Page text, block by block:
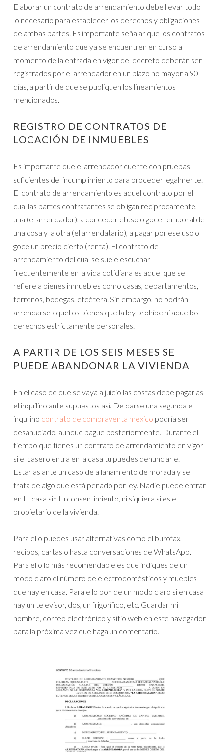
Elaborar un contrato de arrendamiento debe llevar todo
lo necesario para establecer los derechos y obligaciones
de ambas partes. Es importante señalar que los contratos
de arrendamiento que ya se encuentren en curso al
momento de la entrada en vigor del decreto deberán ser
registrados por el arrendador en un plazo no mayor a 90
días, a partir de que se publiquen los lineamientos
mencionados.
REGISTRO DE CONTRATOS DE
LOCACIÓN DE INMUEBLES
Es importante que el arrendador cuente con pruebas
suficientes del incumplimiento para proceder legalmente.
El contrato de arrendamiento es aquel contrato por el
cual las partes contratantes se obligan recíprocamente,
una (el arrendador), a conceder el uso o goce temporal de
una cosa y la otra (el arrendatario), a pagar por ese uso o
goce un precio cierto (renta). El contrato de
arrendamiento del cual se suele escuchar
frecuentemente en la vida cotidiana es aquel que se
refiere a bienes inmuebles como casas, departamentos,
terrenos, bodegas, etcétera. Sin embargo, no podrán
arrendarse aquellos bienes que la ley prohíbe ni aquellos
derechos estrictamente personales.
A PARTIR DE LOS SEIS MESES SE
PUEDE ABANDONAR LA VIVIENDA
En el caso de que se vaya a juicio las costas debe pagarlas
el inquilino ante supuestos así. De darse una segunda el
inquilino contrato de compraventa mexico podría ser
desahuciado, aunque pague posteriormente. Durante el
tiempo que tienes un contrato de arrendamiento en vigor
si el casero entra en la casa tú puedes denunciarle.
Estarías ante un caso de allanamiento de morada y se
trata de algo que está penado por ley. Nadie puede entrar
en tu casa sin tu consentimiento, ni siquiera si es el
propietario de la vivienda.
Para ello puedes usar alternativas como el burofax,
recibos, cartas o hasta conversaciones de WhatsApp.
Para ello lo más recomendable es que indiques de un
modo claro el número de electrodomésticos y muebles
que hay en casa. Para ello pon de un modo claro si en casa
hay un televisor, dos, un frigorífico, etc. Guardar mi
nombre, correo electrónico y sitio web en este navegador
para la próxima vez que haga un comentario.